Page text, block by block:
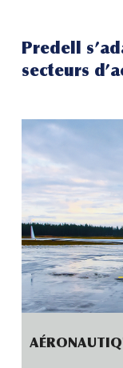
Predell
secteurs